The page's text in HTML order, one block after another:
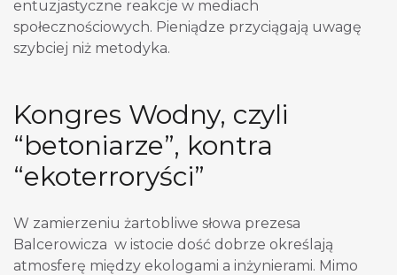
entuzjastyczne reakcje w mediach
społecznościowych. Pieniądze przyciągają uwagę
szybciej niż metodyka.
Kongres Wodny, czyli
“betoniarze”, kontra
“ekoterroryści”
W zamierzeniu żartobliwe słowa prezesa
Balcerowicza w istocie dość dobrze określają
atmosferę między ekologami a inżynierami. Mimo